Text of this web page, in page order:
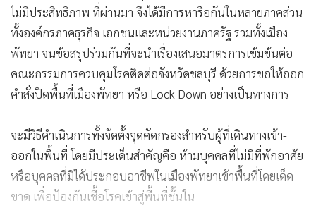
ไม่มีประสิทธิภาพ ที่ผ่านมา จึงได้มีการหารือกันในหลายภาคส่วน
ทั้งองค์กรภาคธุรกิจ เอกชนและหน่วยงานภาครัฐ รวมทั้งเมือง
พัทยา จนข้อสรุปร่วมกันที่จะนำเรื่องเสนอมาตรการเข้มข้นต่อ
คณะกรรมการควบคุมโรคติดต่อจังหวัดชลบุรี ด้วยการขอให้ออก
คำสั่งปิดพื้นที่เมืองพัทยา หรือ Lock Down อย่างเป็นทางการ
จะมีวิธีดำเนินการทั้งจัดตั้งจุดคัดกรองสำหรับผู้ที่เดินทางเข้า-
ออกในพื้นที่ โดยมีประเด็นสำคัญคือ ห้ามบุคคลที่ไม่มีที่พักอาศัย
หรือบุคคลที่มิได้ประกอบอาชีพในเมืองพัทยาเข้าพื้นที่โดยเด็ด
ขาด เพื่อป้องกันเชื้อโรคเข้าสู่พื้นที่ชั้นใน